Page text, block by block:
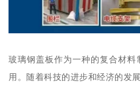
玻璃钢盖板作为一种的复合材
用。随着科技的进步和经济的发